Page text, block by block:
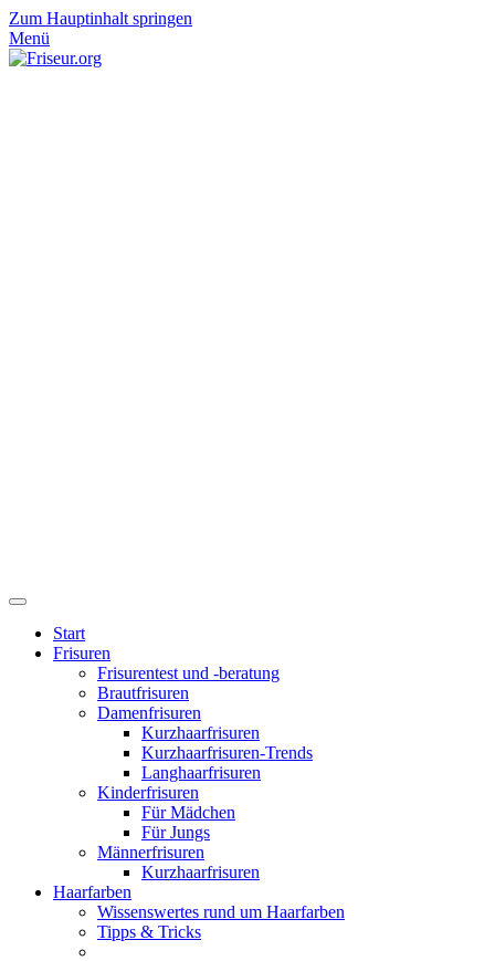
Zum Hauptinhalt springen
Menü
Start
Frisuren
Frisurentest und -beratung
Brautfrisuren
Damenfrisuren
Kurzhaarfrisuren
Kurzhaarfrisuren-Trends
Langhaarfrisuren
Kinderfrisuren
Für Mädchen
Für Jungs
Männerfrisuren
Kurzhaarfrisuren
Haarfarben
Wissenswertes rund um Haarfarben
Tipps & Tricks